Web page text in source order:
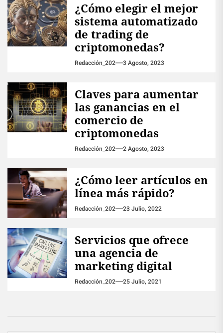
¿Cómo elegir el mejor
sistema automatizado
de trading de
criptomonedas?
Redacción_202 3 Agosto, 2023
Claves para aumentar
las ganancias en el
comercio de
criptomonedas
Redacción_202 2 Agosto, 2023
¿Cómo leer artículos en
línea más rápido?
Redacción_202 23 Julio, 2022
Servicios que ofrece
una agencia de
marketing digital
Redacción_202 25 Julio, 2021